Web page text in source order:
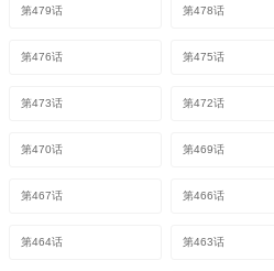
第479话 第478话
第476话 第475话
第473话 第472话
第470话 第469话
第467话 第466话
第464话 第463话